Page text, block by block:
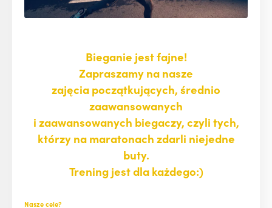
Bieganie jest fajne!
Zapraszamy na nasze
zajęcia początkujących, średnio
zaawansowanych
i zaawansowanych biegaczy, czyli tych,
którzy na maratonach zdarli niejedne
buty.
Trening jest dla każdego:)
Nasze cele?